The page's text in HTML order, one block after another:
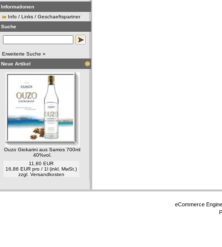
Informationen
Info / Links / Geschaeftspartner
Suche
Erweiterte Suche »
Neue Artikel
Ouzo Giokarini aus Samos 700ml
40%vol.
11,80 EUR
16,86 EUR pro / 1l (inkl. MwSt.)
zzgl. Versandkosten
eCommerce